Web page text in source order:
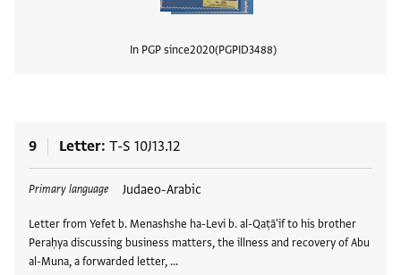
In PGP since2020 PGPID3488
9 Letter T-S 10J13.12
Primary language Judaeo-Arabic
Letter from Yefet b. Menashshe ha-Levi b. al-Qaṭā'if to his brother
Peraḥya discussing business matters, the illness and recovery of Abu
al-Muna, a forwarded letter, …
Tags